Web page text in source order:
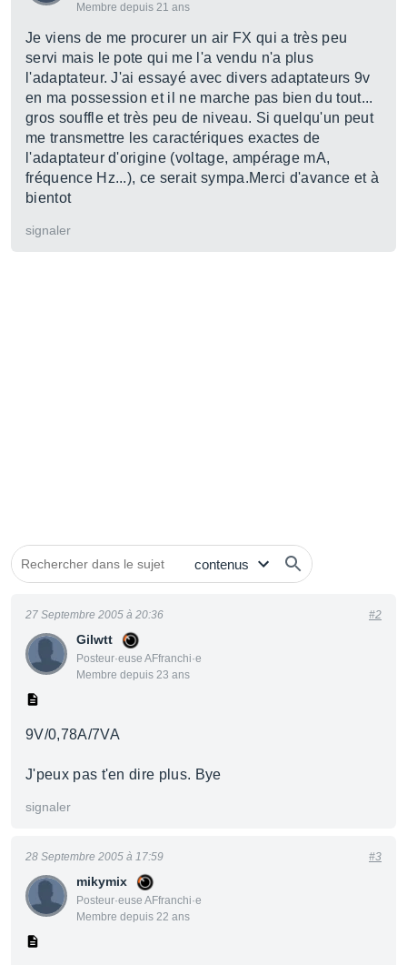
Membre depuis 21 ans
Je viens de me procurer un air FX qui a très peu
servi mais le pote qui me l'a vendu n'a plus
l'adaptateur. J'ai essayé avec divers adaptateurs 9v
en ma possession et il ne marche pas bien du tout...
gros souffle et très peu de niveau. Si quelqu'un peut
me transmettre les caractériques exactes de
l'adaptateur d'origine (voltage, ampérage mA,
fréquence Hz...), ce serait sympa.Merci d'avance et à
bientot
signaler
Gilwtt
Posteur·euse AFfranchi·e
Membre depuis 23 ans
27 Septembre 2005 à 20:36 #2
9V/0,78A/7VA
J'peux pas t'en dire plus. Bye
signaler
mikymix
Posteur·euse AFfranchi·e
Membre depuis 22 ans
28 Septembre 2005 à 17:59 #3